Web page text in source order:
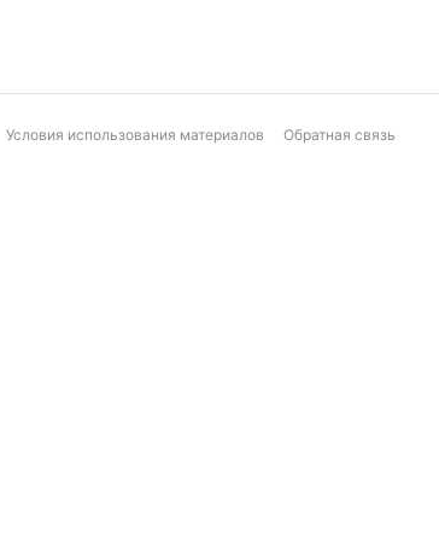
Условия использования материалов Обратная связь